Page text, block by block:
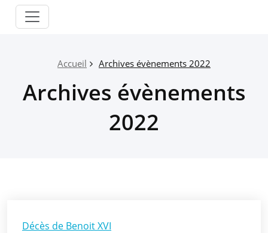
Passer
Paroisse
Salon
Accueil Archives évènements 2022
Archives évènements
2022
Décès de Benoit XVI